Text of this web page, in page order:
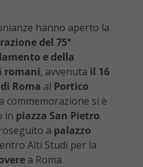
hanno aperto la
del 75°
e della
romani, avvenuta il 16
Roma al Portico
commemorazione si è
in piazza San Pietro.
a palazzo
Alti Studi per la
a Roma.